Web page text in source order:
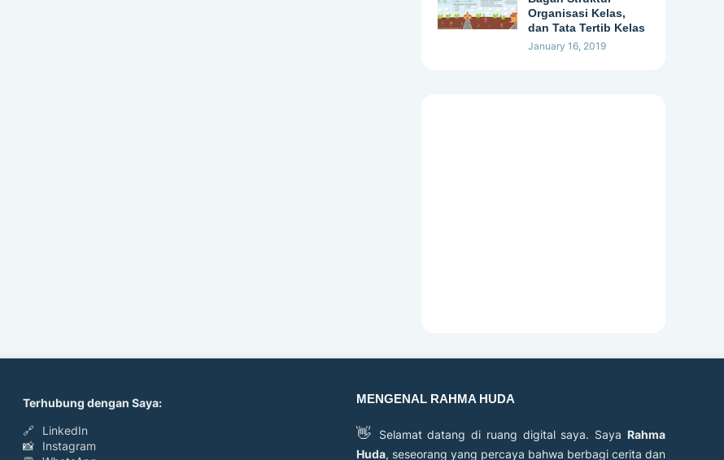
Organisasi Kelas,
dan Tata Tertib Kelas
January 16, 2019
Terhubung dengan Saya:
🔗
LinkedIn
📸
Instagram
MENGENAL RAHMA HUDA
👋 Selamat datang di ruang digital saya. Saya Rahma
Huda, seseorang yang percaya bahwa berbagi cerita dan